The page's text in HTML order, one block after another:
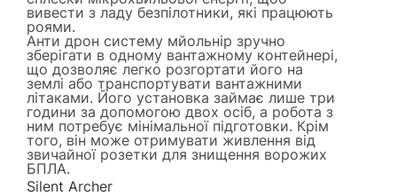
вивести з ладу безпілотники, які працюють
роями.
Анти дрон систему мйольнір зручно
зберігати в одному вантажному контейнері,
що дозволяє легко розгортати його на
землі або транспортувати вантажними
літаками. Його установка займає лише три
години за допомогою двох осіб, а робота з
ним потребує мінімальної підготовки. Крім
того, він може отримувати живлення від
звичайної розетки для знищення ворожих
БПЛА.
Silent Archer